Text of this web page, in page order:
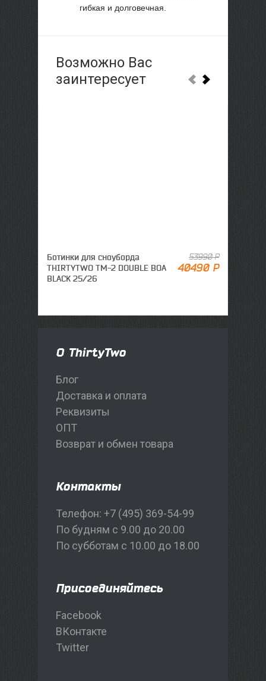
гибкая и долговечная.
Возможно Вас
заинтересует
53990 Р
40490 Р
Ботинки для сноуборда
THIRTYTWO TM-2 DOUBLE BOA
BLACK 25/26
О ThirtyTwo
Блог
Доставка и оплата
Реквизиты
ОПТ
Возврат и обмен товара
Контакты
Телефон: +7 (495) 369-54-99
По будням с 9.00 до 20.00
По субботам с 10.00 до 18.00
Присоединяйтесь
Facebook
ВКонтакте
Twitter